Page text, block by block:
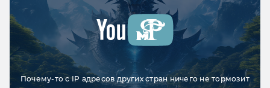
Почему-то с IP адресов других стран ничего не тормозит